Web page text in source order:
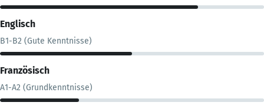
Englisch
B1-B2 (Gute Kenntnisse)
Französisch
A1-A2 (Grundkenntnisse)